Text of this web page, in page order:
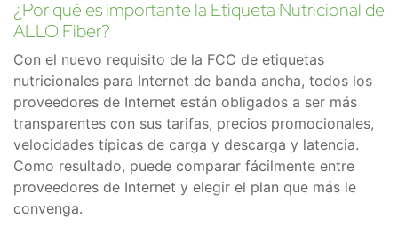
¿Por qué es importante la Etiqueta Nutricional de
ALLO Fiber?
Con el nuevo requisito de la FCC de etiquetas
nutricionales para Internet de banda ancha, todos los
proveedores de Internet están obligados a ser más
transparentes con sus tarifas, precios promocionales,
velocidades típicas de carga y descarga y latencia.
Como resultado, puede comparar fácilmente entre
proveedores de Internet y elegir el plan que más le
convenga.